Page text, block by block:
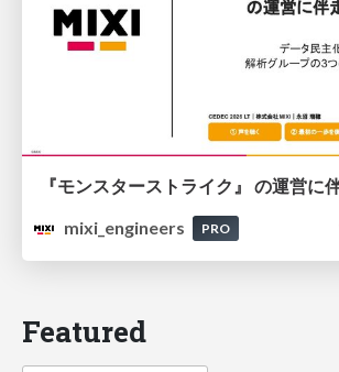
mixi_engineers
PRO
Featured